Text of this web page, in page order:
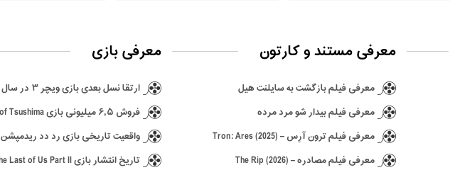
معرفی مستند و کارتون
معرفی فیلم بازگشت به سایلنت هیل
معرفی فیلم بیدار شو مرد مرده
معرفی فیلم ترون آرِس – Tron: Ares (2025)
معرفی فیلم مصادره – The Rip (2026)
معرفی بازی
ارتقا نسل بعدی بازی ویچر ۳ در سال ۲۰۲۱
فروش ۶٫۵ میلیونی بازی Ghost of Tsushima
واقعیت تاریخی بازی رد دد ریدمپشن ۲
تاریخ انتشار بازی The Last of Us Part II